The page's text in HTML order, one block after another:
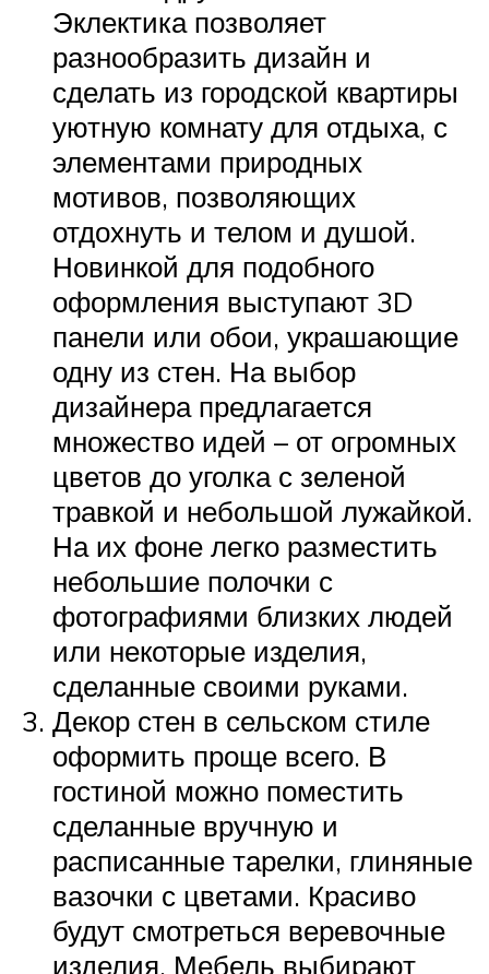
Эклектика позволяет
разнообразить дизайн и
сделать из городской квартиры
уютную комнату для отдыха, с
элементами природных
мотивов, позволяющих
отдохнуть и телом и душой.
Новинкой для подобного
оформления выступают 3D
панели или обои, украшающие
одну из стен. На выбор
дизайнера предлагается
множество идей – от огромных
цветов до уголка с зеленой
травкой и небольшой лужайкой.
На их фоне легко разместить
небольшие полочки с
фотографиями близких людей
или некоторые изделия,
сделанные своими руками.
Декор стен в сельском стиле
оформить проще всего. В
гостиной можно поместить
сделанные вручную и
расписанные тарелки, глиняные
вазочки с цветами. Красиво
будут смотреться веревочные
изделия. Мебель выбирают